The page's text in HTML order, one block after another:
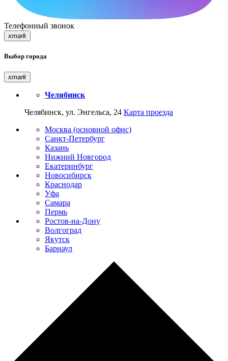
Телефонный звонок
xmark
Выбор города
xmark
Челябинск
Челябинск, ул. Энгельса, 24 Карта проезда
Москва (основной офис)
Санкт-Петербург
Казань
Нижний Новгород
Екатеринбург
Новосибирск
Краснодар
Уфа
Самара
Пермь
Ростов-на-Дону
Волгоград
Якутск
Барнаул